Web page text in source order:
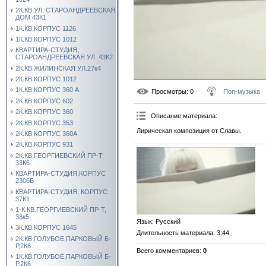
2К.КВ.УЛ. СТАРОАНДРЕЕВСКАЯ
ДОМ 43К1
1К.КВ.КОРПУС 1126
1К.КВ.КОРПУС 1012
КВАРТИРА-СТУДИЯ,
СТАРОАНДРЕЕВСКАЯ УЛ. 43К2
2К.КВ.ЖИЛИНСКАЯ УЛ.27к4
2К.КВ.КОРПУС 1012
1К.КВ.КОРПУС 360 А
2К.КВ.КОРПУС 602
2К.КВ.КОРПУС 360
2К.КВ.КОРПУС 353
2К.КВ.КОРПУС 360А
2К.КВ.КОРПУС 931
2К.КВ.ГЕОРГИЕВСКИЙ ПР-Т
33К6
КВАРТИРА-СТУДИЯ,КОРПУС
2306Б
КВАРТИРА-СТУДИЯ, КОРПУС
37К1
1-К.КВ.ГЕОРГИЕВСКИЙ ПР-Т,
33к5
3К.КВ.КОРПУС 1645
2К.КВ.ГОЛУБОЕ,ПАРКОВЫЙ Б-
Р,2К6
1К.КВ.ГОЛУБОЕ,ПАРКОВЫЙ Б-
Р,2К6
Просмотры: 0 Поп-музыка
Описание материала:
Лирическая композиция от Славы.
Язык: Русский
Длительность материала: 3:44
Всего комментариев: 0